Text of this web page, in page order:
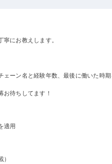
にお教えします。
ェーン名と経験年数、最後に働いた時
お待ちしてます！
適用